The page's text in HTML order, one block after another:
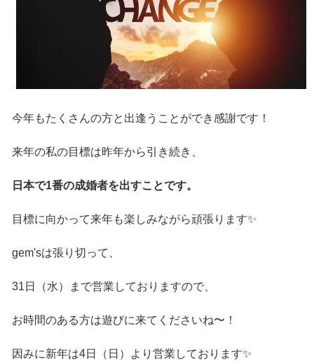
今年もたくさんの方と出逢うことができ感謝です！
来年の私の目標は昨年から引き続き、
日本で1番の成婚者を出すことです。
目標に向かって来年も楽しみながら頑張ります✨
gem'sは張り切って、
31日（水）まで営業しておりますので、
お時間のある方は遊びに来てくださいね〜！
因みに新年は4日（日）より営業しております✨